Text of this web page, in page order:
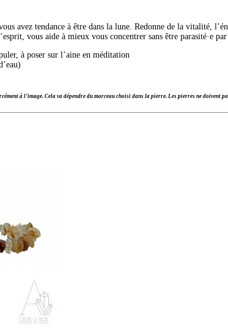
avez tendance à être dans la lune. Redonne de la vitalité,
vous aide à mieux vous concentrer sans être parasité·e
à poser sur l’aine en méditation
à l’image. Cela va dépendre du morceau choisi dans la pierre. Les pierres ne doivent